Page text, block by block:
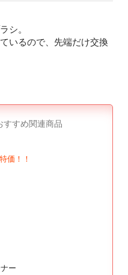
シ。
いるので、先端だけ交換
すすめ関連商品
価！！
ー